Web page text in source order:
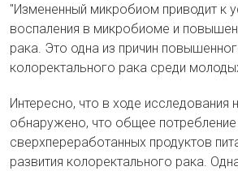
"Измененный микробиом приводит к
воспаления в микробиоме и
рака. Это одна из причин
колоректального рака среди
Интересно, что в ходе исследования
обнаружено, что общее
сверхпереработанных продуктов
развития колоректального рака.